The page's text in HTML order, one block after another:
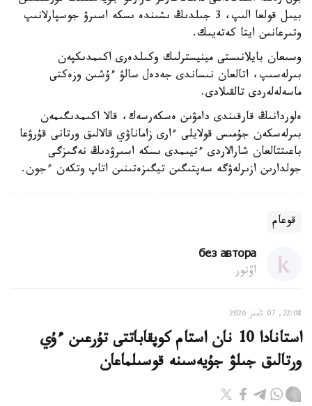
بيىل قولعا الىپ، 3 جىلدىڭ ىشىندە ىسكە اسىرۋ جوسپارلانىپ
وتىرعانىن ايتا كەتەيىك.
وسىعان بايلانىستى مينيسترلىك وكىلدەرى اكىمدىكپەن
بىرلەسىپ، اتالعان نىساندى جەدەل سالۋ ءۇشىن وزەكتى
ماسەلەلەردى تالقىلادى.
ەلوردانىڭ قارقىندى دامۋىن ەسكەرسەك، قالا اكىمدىگىمەن
بىرلەسكەن جۇمىس قولايلى ءارى زاماناۋي قالالىق ورتانى قۇرۋعا
باعىتتالعان شارالاردى ءتيىمدى ىسكە اسىرۋدىڭ نەگىزگى
جولدارىن ازىرلەۋگە سەپتىگىن تيگىزەتىنىن اتاپ وتكەن ءجون.
قوعام
без автора
اۆتور
22:08, 07 تامىز 2026
استانادا 10 نان استام كوپقاباتتى تۇرعىن ءۇي
ورتالىق جىلۋ جۇيەسىنە قوسىلماعان